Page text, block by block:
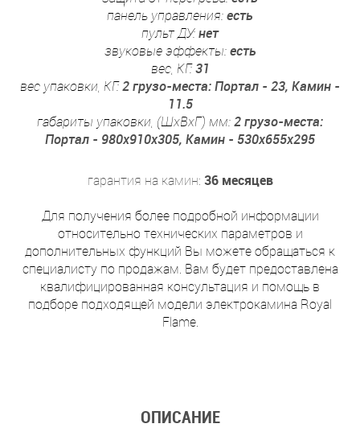
панель управления:есть
пульт ДУ:нет
звуковые эффекты:есть
вес, КГ:31
вес упаковки, КГ:2 грузо-места: Портал - 23, Камин -
11.5
габариты упаковки, (ШхВхГ) мм:2 грузо-места:
Портал - 980x910x305, Камин - 530x655x295
гарантия на камин: 36 месяцев
Для получения более подробной информации
относительно технических параметров и
дополнительных функций Вы можете обращаться к
специалисту по продажам. Вам будет предоставлена
квалифицированная консультация и помощь в
подборе подходящей модели электрокамина Royal
Flame.
ОПИСАНИЕ